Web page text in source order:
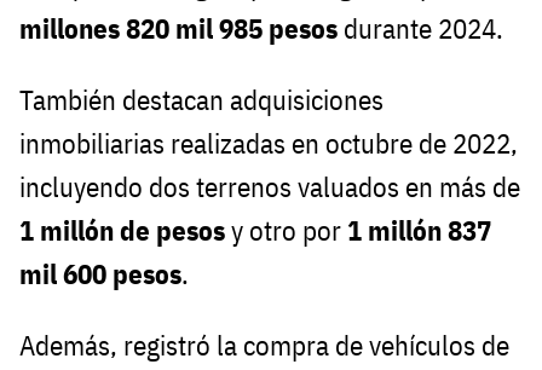
millones 820 mil 985 pesos durante 2024.
También destacan adquisiciones
inmobiliarias realizadas en octubre de 2022,
incluyendo dos terrenos valuados en más de
1 millón de pesosy otro por 1 millón 837
mil 600 pesos.
Además, registró la compra de vehículos de